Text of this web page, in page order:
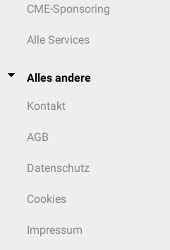
CME-Sponsoring
Alle Services
Alles andere
Kontakt
AGB
Datenschutz
Cookies
Impressum